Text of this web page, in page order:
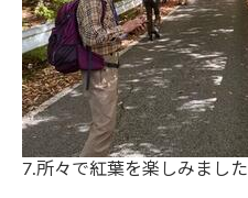
7.所々で紅葉を楽しみました